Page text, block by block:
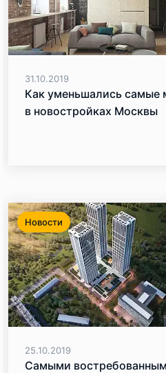
31.10.2019
Как уменьшались самые
в новостройках Москвы
Новости
25.10.2019
Самыми